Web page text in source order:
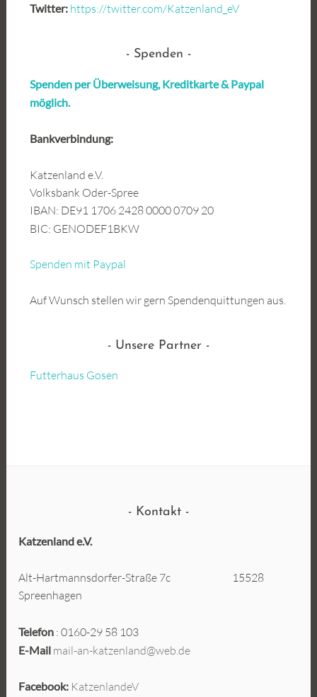
Twitter: https://twitter.com/Katzenland_eV
Spenden
Spenden per Überweisung, Kreditkarte & Paypal
möglich.
Bankverbindung:
Katzenland e.V.
Volksbank Oder-Spree
IBAN: DE91 1706 2428 0000 0709 20
BIC: GENODEF1BKW
Spenden mit Paypal
Auf Wunsch stellen wir gern Spendenquittungen aus.
Unsere Partner
Futterhaus Gosen
Kontakt
Katzenland e.V.
Alt-Hartmannsdorfer-Straße 7c 15528
Spreenhagen
Telefon : 0160-29 58 103
E-Mail mail-an-katzenland@web.de
Facebook: KatzenlandeV